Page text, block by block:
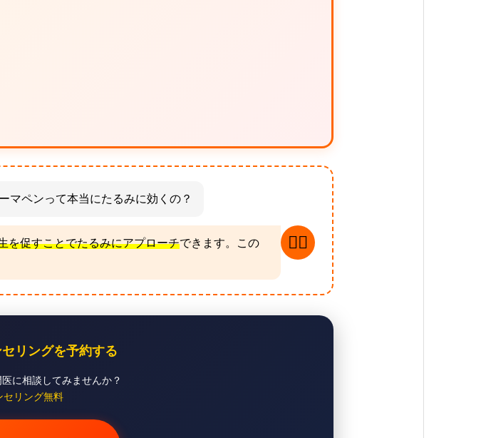
ペンって本当にたるみに効くの？
👩‍⚕️
を促すことでたるみにアプローチできます。この
リングを予約する
に相談してみませんか？
セリング無料